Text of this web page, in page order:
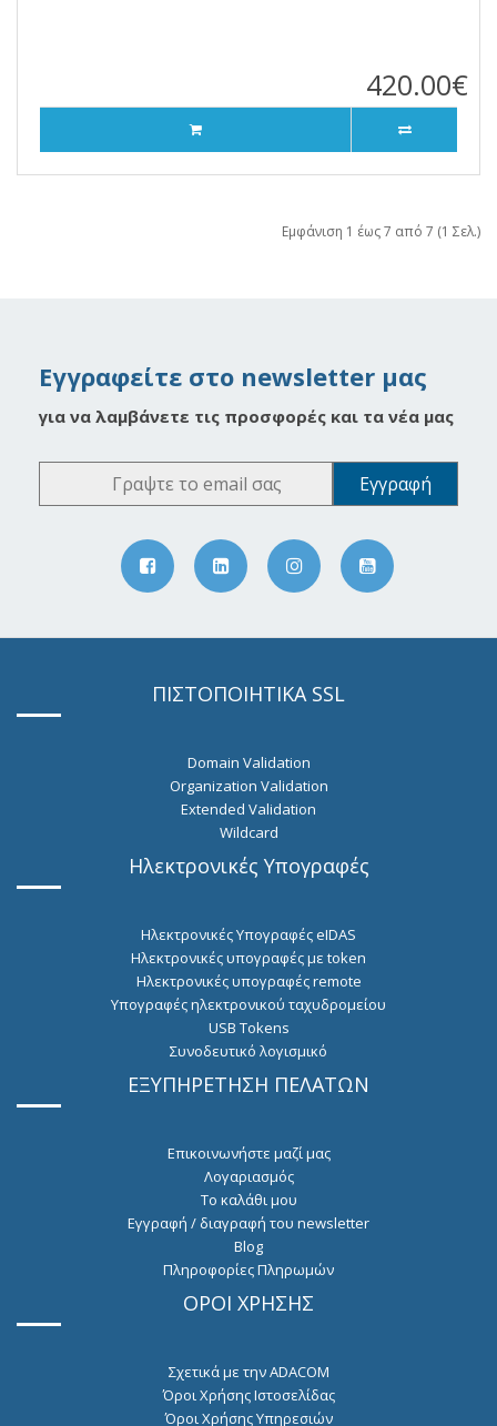
420.00€
Εμφάνιση 1 έως 7 από 7 (1 Σελ.)
Εγγραφείτε στο newsletter μας
για να λαμβάνετε τις προσφορές και τα νέα μας
ΠΙΣΤΟΠΟΙΗΤΙΚΑ SSL
Domain Validation
Organization Validation
Extended Validation
Wildcard
Ηλεκτρονικές Υπογραφές
Ηλεκτρονικές Υπογραφές eIDAS
Ηλεκτρονικές υπογραφές με token
Hλεκτρονικές υπογραφές remote
Υπογραφές ηλεκτρονικού ταχυδρομείου
USB Tokens
Συνοδευτικό λογισμικό
ΕΞΥΠΗΡΕΤΗΣΗ ΠΕΛΑΤΩΝ
Επικοινωνήστε μαζί μας
Λογαριασμός
Το καλάθι μου
Εγγραφή / διαγραφή του newsletter
Blog
Πληροφορίες Πληρωμών
ΟΡΟΙ ΧΡΗΣΗΣ
Σχετικά με την ADACOM
Όροι Χρήσης Ιστοσελίδας
Όροι Χρήσης Υπηρεσιών